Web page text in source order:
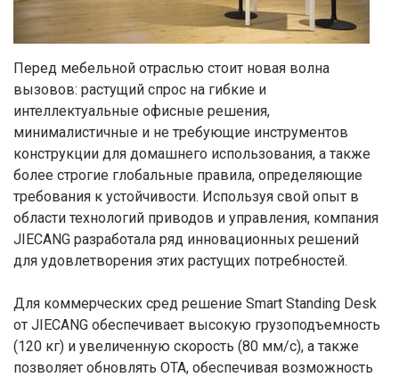
Перед мебельной отраслью стоит новая волна
вызовов: растущий спрос на гибкие и
интеллектуальные офисные решения,
минималистичные и не требующие инструментов
конструкции для домашнего использования, а также
более строгие глобальные правила, определяющие
требования к устойчивости. Используя свой опыт в
области технологий приводов и управления, компания
JIECANG разработала ряд инновационных решений
для удовлетворения этих растущих потребностей.
Для коммерческих сред решение Smart Standing Desk
от JIECANG обеспечивает высокую грузоподъемность
(120 кг) и увеличенную скорость (80 мм/с), а также
позволяет обновлять OTA, обеспечивая возможность